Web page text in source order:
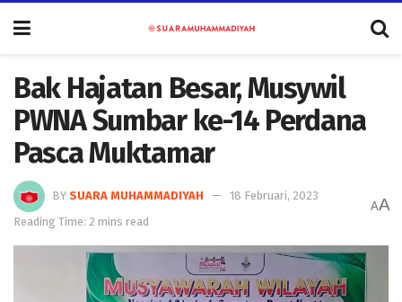
Bak Hajatan Besar, Musywil
PWNA Sumbar ke-14 Perdana
Pasca Muktamar
BY SUARA MUHAMMADIYAH
18 Februari, 2023
Reading Time: 2 mins read
AA